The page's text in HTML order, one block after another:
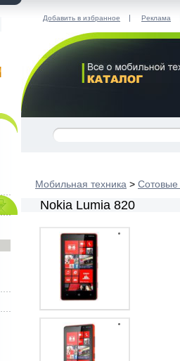
Добавить в избранное | Реклама
Мобильная техника >
Nokia Lumia 820